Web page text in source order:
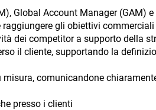
Global Account Manager (GAM) e
gli obiettivi commerciali
dei competitor a supporto della
il cliente, supportando la
comunicandone
presso i clienti